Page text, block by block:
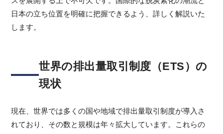
日本の立ち位置を明確に把握できるよう、詳しく解説いた
します。
世界の排出量取引制度（ETS）の
現状
現在、世界では多くの国や地域で排出量取引制度が導入さ
れており、その数と規模は年々拡大しています。これらの